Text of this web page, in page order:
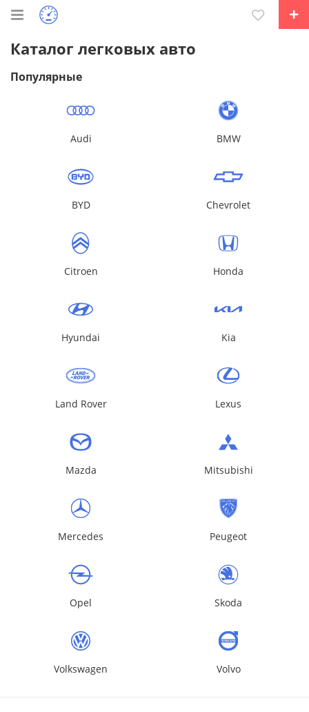
Каталог легковых авто
Популярные
Audi BMW
BYD Chevrolet
Citroen Honda
Hyundai Kia
Land Rover Lexus
Mazda Mitsubishi
Mercedes Peugeot
Opel Skoda
Volkswagen Volvo